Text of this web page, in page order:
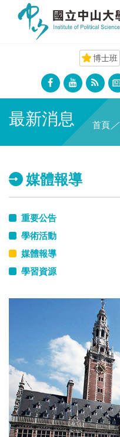
博士班
最新消息 首頁 ／
媒體報導
重要公告
學術活動
媒體報導
學習資源